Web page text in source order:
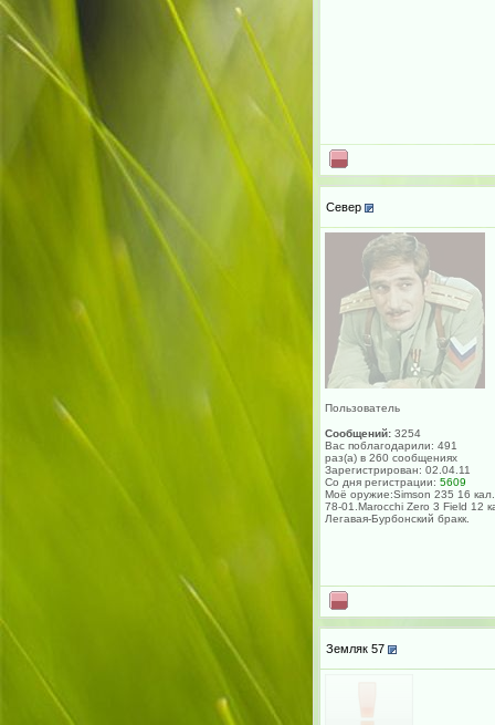
Север
Пользователь
Сообщений: 3254
Вас поблагодарили: 491
раз(а) в 260 сообщениях
Зарегистрирован: 02.04.11
Со дня регистрации: 5609
Моё оружие:Simson 235 16
78-01.Marocchi Zero 3 Field 12
Легавая-Бурбонский бракк.
Земляк 57